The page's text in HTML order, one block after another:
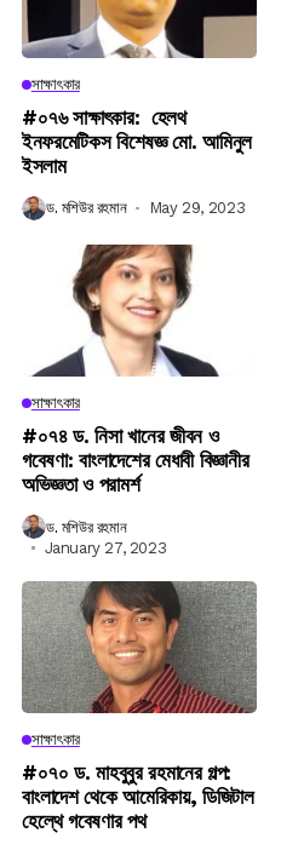
সাক্ষাৎকার
#০৭৬ সাক্ষাৎকার: হেলথ
ইনফরমেটিকস বিশেষজ্ঞ মো. আমিনুল
ইসলাম
ড. মশিউর রহমান May 29, 2023
সাক্ষাৎকার
#০৭৪ ড. নিসা খানের জীবন ও
গবেষণা: বাংলাদেশের মেধাবী বিজ্ঞানীর
অভিজ্ঞতা ও পরামর্শ
ড. মশিউর রহমান
January 27, 2023
সাক্ষাৎকার
#০৭০ ড. মাহবুবুর রহমানের গল্প:
বাংলাদেশ থেকে আমেরিকায়, ডিজিটাল
হেল্থে গবেষণার পথ